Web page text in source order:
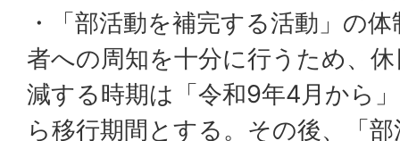
・「部活動を補完する活動」の
者への周知を十分に行うため、
減する時期は「令和9年4月から
ら移行期間とする。その後、「